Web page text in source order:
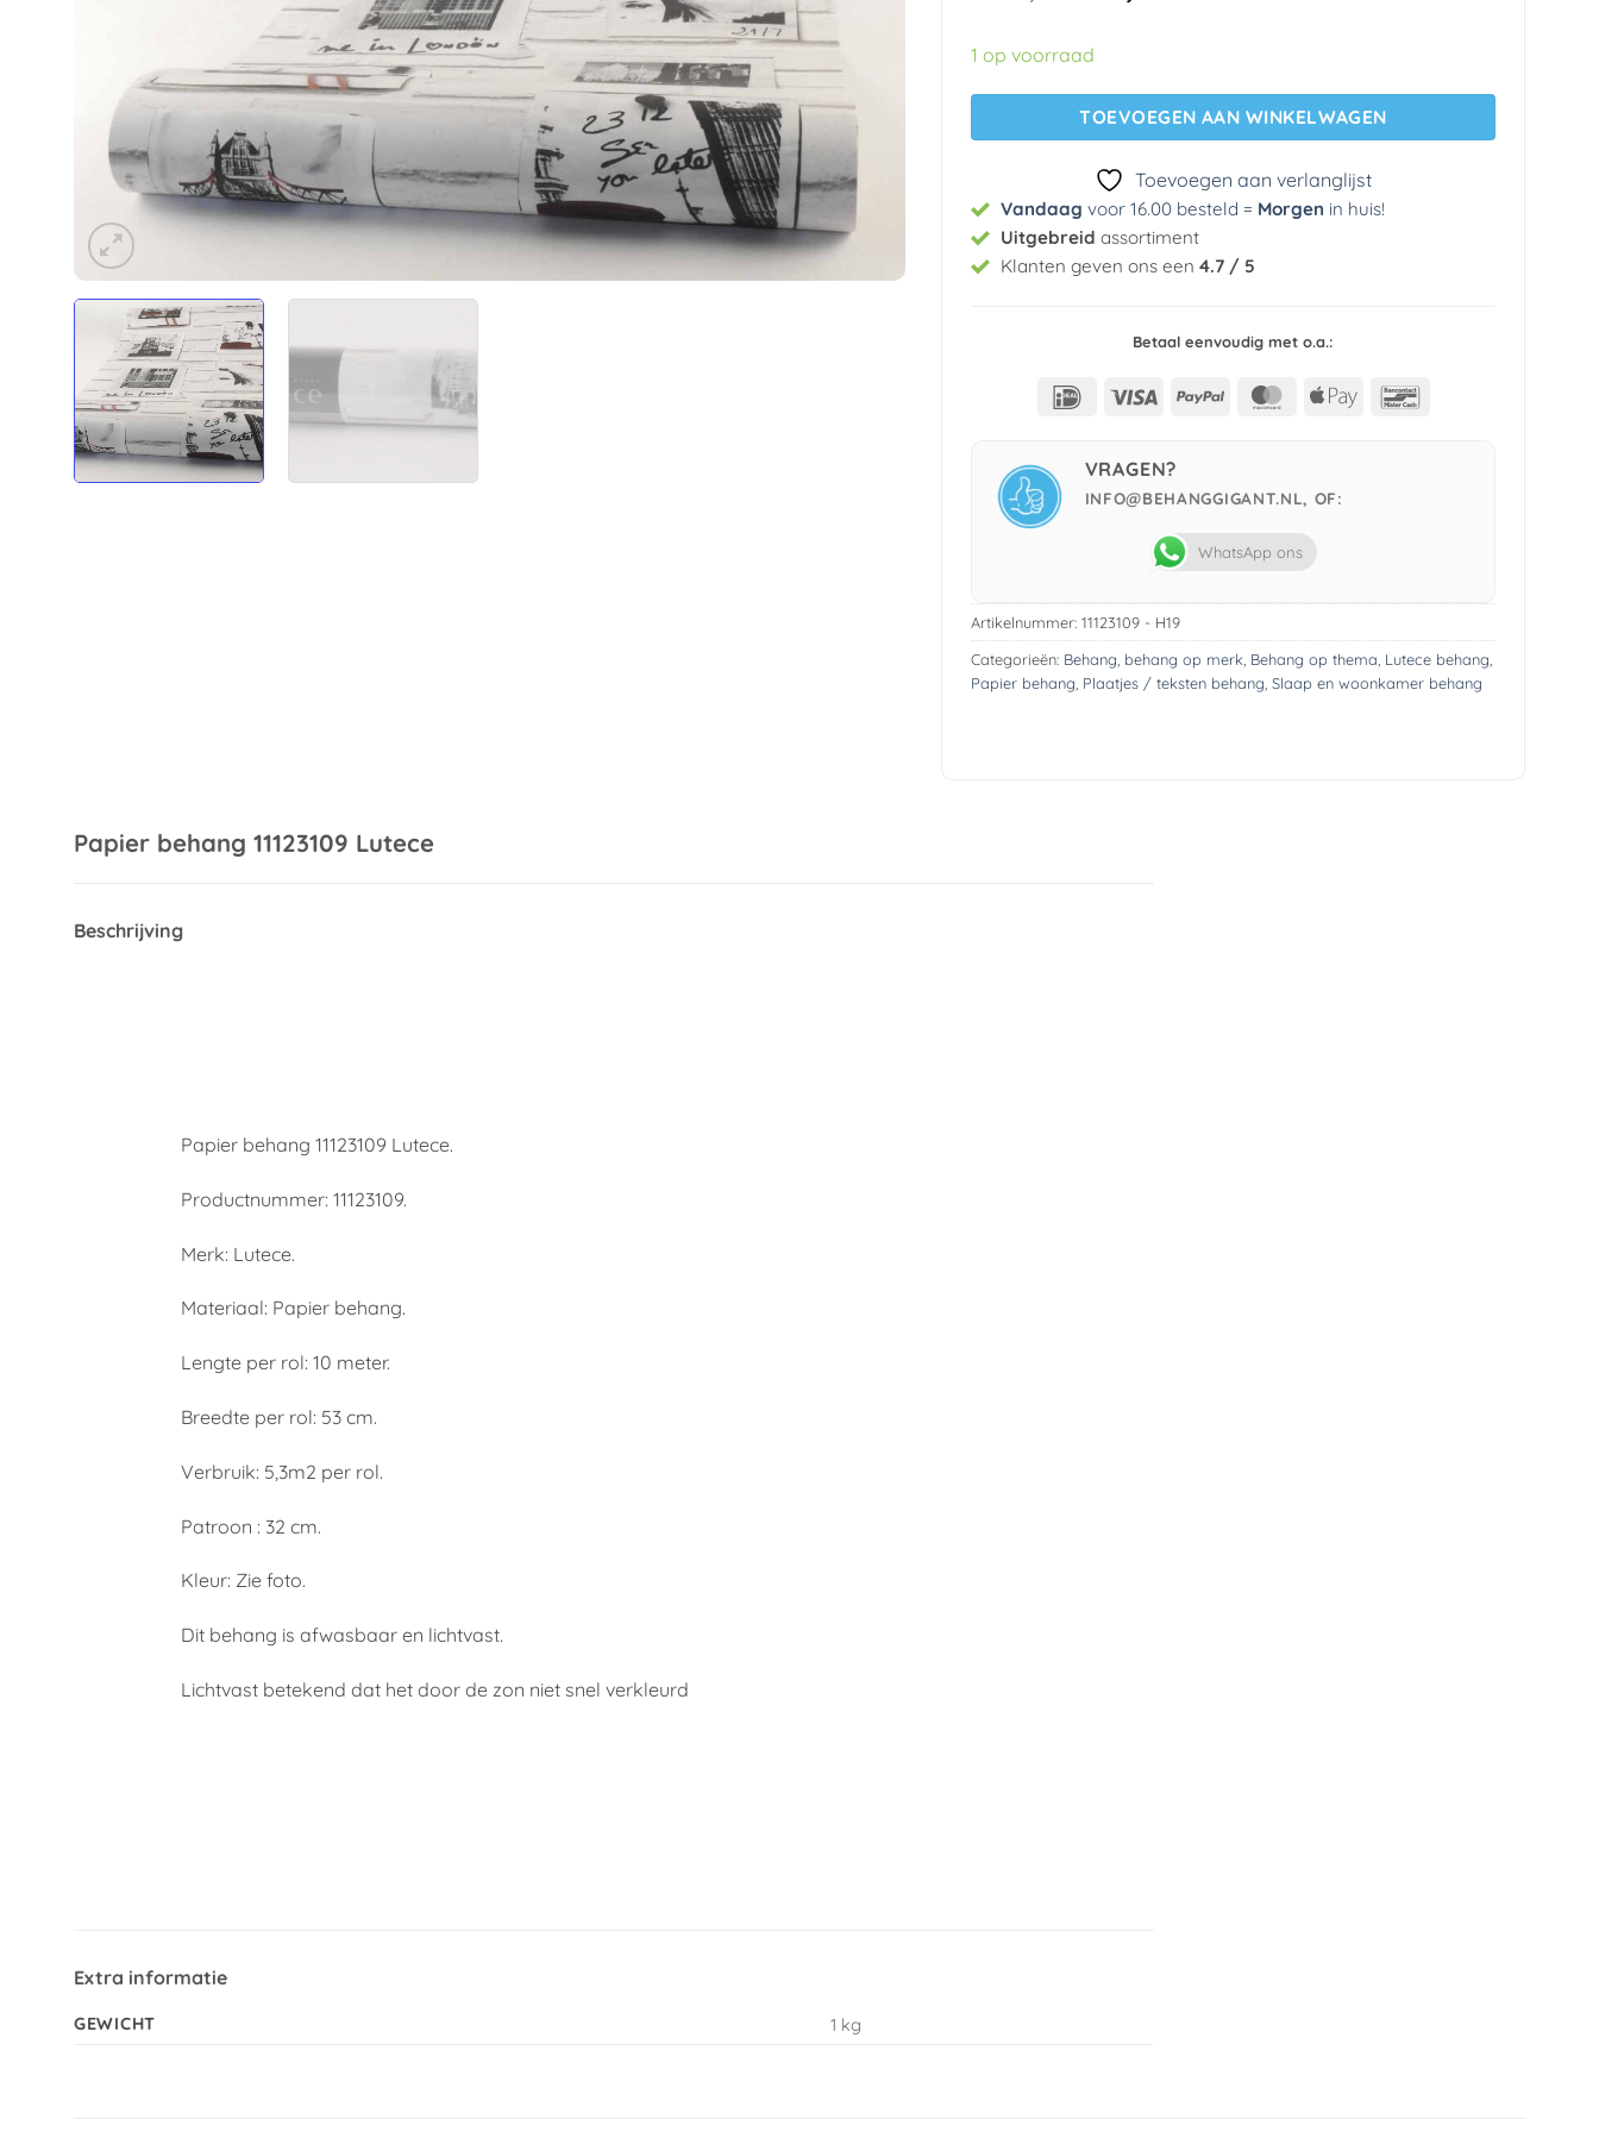
prijs
was:
€ 29,95.
1 op voorraad
TOEVOEGEN AAN WINKELWAGEN
Toevoegen aan verlanglijst
Vandaag voor 16.00 besteld = Morgen in huis!
Uitgebreid assortiment
Klanten geven ons een 4.7 / 5
Betaal eenvoudig met o.a.:
IDeal Visa PayPal MasterCard
Apple
VRAGEN?
INFO@BEHANGGIGANT.NL, OF:
WhatsApp ons
Artikelnummer: 11123109 - H19
Categorieën: Behang behang op merk Behang op thema Lutece behang
Papier behang Plaatjes / teksten behang Slaap en woonkamer behang
Papier behang 11123109 Lutece
Beschrijving
Papier behang 11123109 Lutece.
Productnummer: 11123109.
Merk: Lutece.
Materiaal: Papier behang.
Lengte per rol: 10 meter.
Breedte per rol: 53 cm.
Verbruik: 5,3m2 per rol.
Patroon : 32 cm.
Kleur: Zie foto.
Dit behang is afwasbaar en lichtvast.
Lichtvast betekend dat het door de zon niet snel verkleurd
Extra informatie
GEWICHT 1 kg